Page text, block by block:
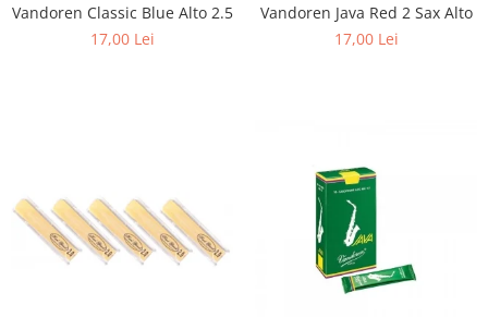
Tenor Horn
Trompete piccolo
Tuba
Vandoren Classic Blue Alto 2.5
17,00 Lei
Vandoren Java Red 2 Sax Alto
17,00 Lei